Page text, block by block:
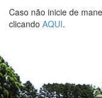
Caso não inicie de
clicando AQUI.